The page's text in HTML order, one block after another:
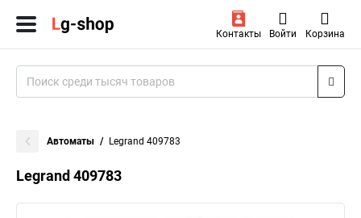
Контакты Войти Корзина
Автоматы Legrand 409783
Legrand 409783